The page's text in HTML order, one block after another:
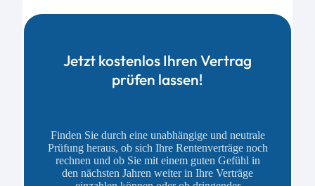
Jetzt kostenlos Ihren Vertrag
prüfen lassen!
Finden Sie durch eine unabhängige und neutrale
Prüfung heraus, ob sich Ihre Rentenverträge noch
rechnen und ob Sie mit einem guten Gefühl in
den nächsten Jahren weiter in Ihre Verträge